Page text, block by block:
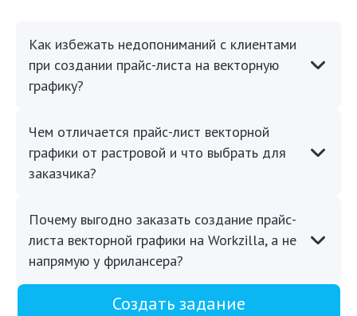
Как избежать недопониманий с клиентами
при создании прайс-листа на векторную
графику?
Чем отличается прайс-лист векторной
графики от растровой и что выбрать для
заказчика?
Почему выгодно заказать создание прайс-
листа векторной графики на Workzilla, а не
напрямую у фрилансера?
Создать задание